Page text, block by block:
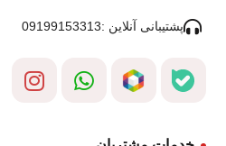
پشتیبانی آنلاین :09199153313